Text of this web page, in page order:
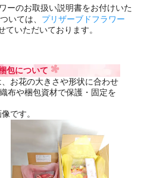
ーのお取扱い説明書をお付けいた
いては、 プリザーブドフラワー
ていただいております。
包について
お花の大きさや形状に合わせ
布や梱包資材で保護・固定を
です。